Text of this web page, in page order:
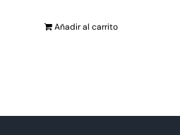
Añadir al carrito